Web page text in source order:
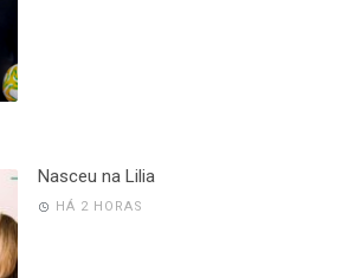
Nasceu na Lilia
HÁ 2 HORAS